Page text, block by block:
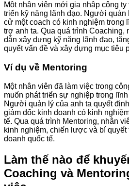
Một nhân viên mới gia nhập công
triển kỹ năng lãnh đạo. Người quản
cử một coach có kinh nghiệm trong
trợ anh ta. Qua quá trình
dẫn xây dựng kỹ năng lãnh đạo,
quyết vấn đề và xây dựng mục tiêu
Ví dụ về Mentoring
Một nhân viên đã làm việc trong
muốn phát triển sự nghiệp trong
Người quản lý của anh ta quyết
giám đốc kinh doanh có kinh
tế. Qua quá trình Mentoring, nhân
kinh nghiệm, chiến lược và bí quyết
doanh quốc tế.
Làm thế nào để
Coaching và